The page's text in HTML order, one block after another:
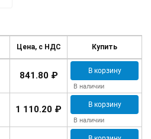
Цена, c НДС Купить
841.80 ₽
В корзину
В наличии
1 110.20 ₽
В корзину
В наличии